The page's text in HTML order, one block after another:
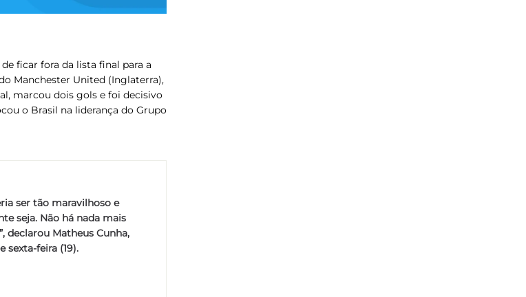
ficar fora da lista final para a
Manchester United (Inglaterra),
marcou dois gols e foi decisivo
o Brasil na liderança do Grupo
ser tão maravilhoso e
seja. Não há nada mais
declarou Matheus Cunha,
sexta-feira (19).